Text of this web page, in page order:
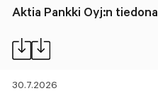
Aktia Pankki Oyj:n
30.7.2026